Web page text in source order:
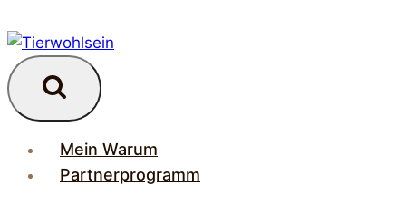
Inhalt
springen
Mein Warum
Partnerprogramm